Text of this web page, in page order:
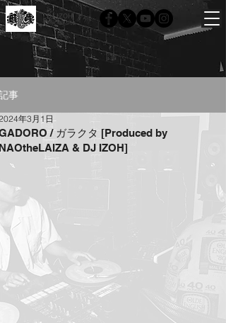
DJ IZOH
Official site
事
/ ガラクタ [Produced by
& DJ IZOH]
年3月1日